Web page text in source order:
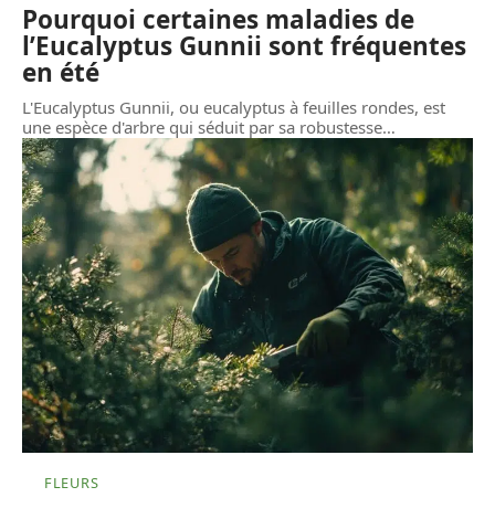
Pourquoi certaines maladies de
l’Eucalyptus Gunnii sont fréquentes
en été
L'Eucalyptus Gunnii, ou eucalyptus à feuilles rondes, est
une espèce d'arbre qui séduit par sa robustesse…
FLEURS